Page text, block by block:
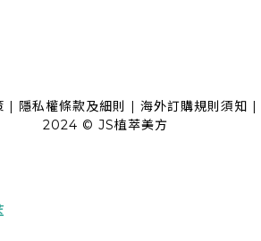
隱私權條款及細則 海外訂購規則須知
2024 © JS植萃美方